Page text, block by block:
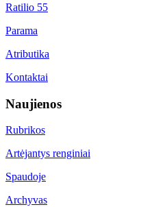
Ratilio 55
Parama
Atributika
Kontaktai
Naujienos
Rubrikos
Artėjantys renginiai
Spaudoje
Archyvas